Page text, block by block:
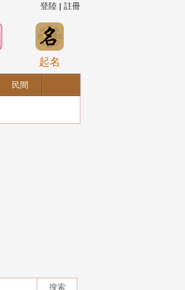
登陸 | 註冊
起名
民間